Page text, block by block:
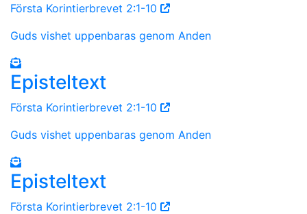
Första Korintierbrevet 2:1-10
Guds vishet uppenbaras genom Anden
Episteltext
Första Korintierbrevet 2:1-10
Guds vishet uppenbaras genom Anden
Episteltext
Första Korintierbrevet 2:1-10